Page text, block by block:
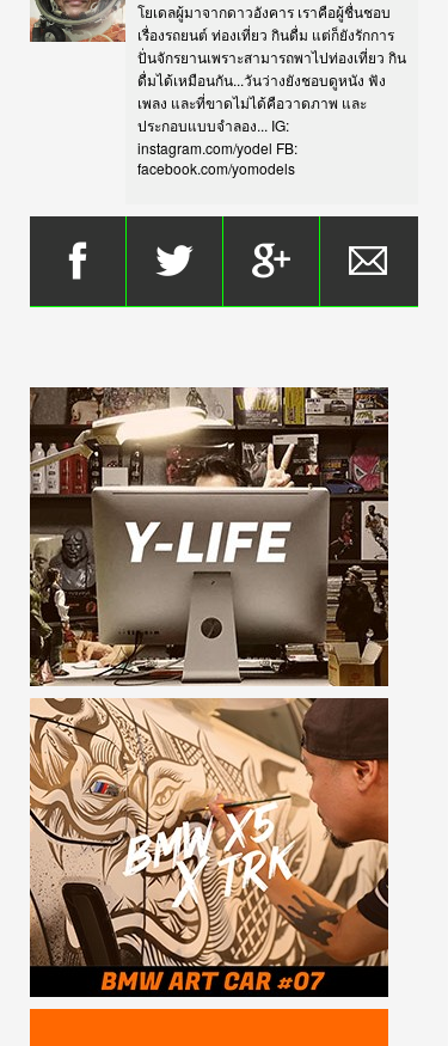
โยเดลผู้มาจากดาวอังคาร เราคือผู้ชื่นชอบ
เรื่องรถยนต์ ท่องเที่ยว กินดื่ม แต่ก็ยังรักการ
ปั่นจักรยานเพราะสามารถพาไปท่องเที่ยว กิน
ดื่มได้เหมือนกัน...วันว่างยังชอบดูหนัง ฟัง
เพลง และที่ขาดไม่ได้คือวาดภาพ และ
ประกอบแบบจำลอง... IG:
instagram.com/yodel FB:
facebook.com/yomodels